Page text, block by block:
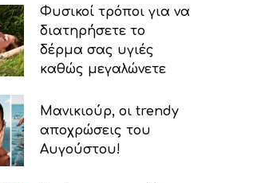
Φυσικοί τρόποι για να
διατηρήσετε το
δέρμα σας υγιές
καθώς μεγαλώνετε
Μανικιούρ, οι trendy
αποχρώσεις του
Αυγούστου!